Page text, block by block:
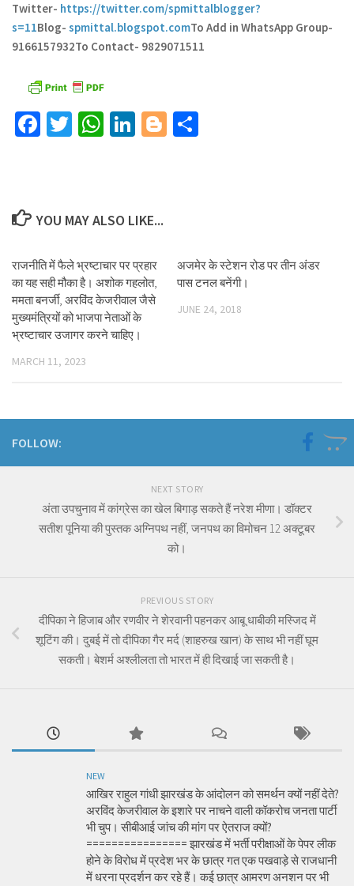
Twitter- https://twitter.com/spmittalblogger?
s=11Blog- spmittal.blogspot.comTo Add in WhatsApp Group-
9166157932To Contact- 9829071511
Facebook
TwitterWhatsApp
LinkedIn
Blogger
YOU MAY ALSO LIKE...
राजनीति में फैले भ्रष्टाचार पर प्रहार
का यह सही मौका है। अशोक गहलोत,
ममता बनर्जी, अरविंद केजरीवाल जैसे
मुख्यमंत्रियों को भाजपा नेताओं के
भ्रष्टाचार उजागर करने चाहिए।
MARCH 11, 2023
अजमेर के स्टेशन रोड पर तीन अंडर
पास टनल बनेंगी।
JUNE 24, 2018
FOLLOW:
NEXT STORY
अंता उपचुनाव में कांग्रेस का खेल बिगाड़ सकते हैं नरेश मीणा। डॉक्टर
सतीश पूनिया की पुस्तक अग्निपथ नहीं, जनपथ का विमोचन 12 अक्टूबर
को।
PREVIOUS STORY
दीपिका ने हिजाब और रणवीर ने शेरवानी पहनकर आबू धाबीकी मस्जिद में
शूटिंग की। दुबई में तो दीपिका गैर मर्द (शाहरुख खान) के साथ भी नहीं घूम
सकती। बेशर्म अश्लीलता तो भारत में ही दिखाई जा सकती है।
NEW
आखिर राहुल गांधी झारखंड के आंदोलन को समर्थन क्यों नहीं देते?
अरविंद केजरीवाल के इशारे पर नाचने वाली कॉकरोच जनता पार्टी
भी चुप। सीबीआई जांच की मांग पर ऐतराज क्यों?
================ झारखंड में भर्ती परीक्षाओं के पेपर लीक
होने के विरोध में प्रदेश भर के छात्र गत एक पखवाड़े से राजधानी
में धरना प्रदर्शन कर रहे हैं। कई छात्र आमरण अनशन पर भी